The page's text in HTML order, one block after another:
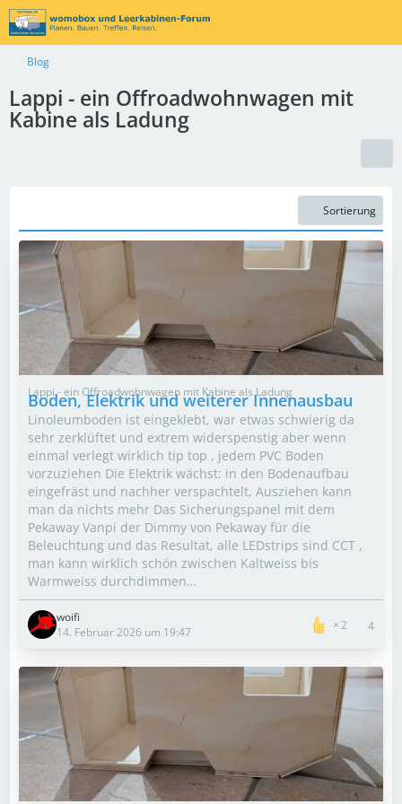
Blog
Lappi - ein Offroadwohnwagen mit
Kabine als Ladung
Sortierung
Lappi - ein Offroadwohnwagen mit Kabine als Ladung
Boden, Elektrik und weiterer Innenausbau
Linoleumboden ist eingeklebt, war etwas schwierig da
sehr zerklüftet und extrem widerspenstig aber wenn
einmal verlegt wirklich tip top , jedem PVC Boden
vorzuziehen Die Elektrik wächst: in den Bodenaufbau
eingefräst und nachher verspachtelt, Ausziehen kann
man da nichts mehr Das Sicherungspanel mit dem
Pekaway Vanpi der Dimmy von Pekaway für die
Beleuchtung und das Resultat, alle LEDstrips sind CCT ,
man kann wirklich schön zwischen Kaltweiss bis
Warmweiss durchdimmen…
woifi
14. Februar 2026 um 19:47
2 4